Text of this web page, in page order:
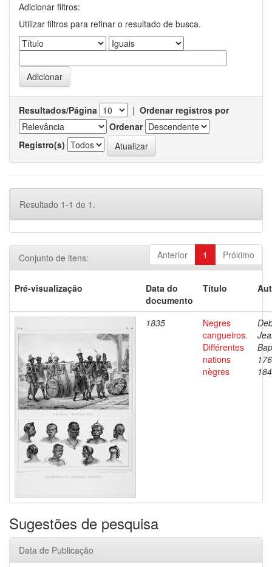
Adicionar filtros:
Utilizar filtros para refinar o resultado de busca.
Resultados/Página | Ordenar registros por
Ordenar
Registro(s)
Resultado 1-1 de 1.
Anterior 1 Próximo
Conjunto de itens:
Pré-visualização
Data do
documento
Título
1835
Negres
cangueiros.
Différentes
nations
nègres
Sugestões de pesquisa
Data de Publicação